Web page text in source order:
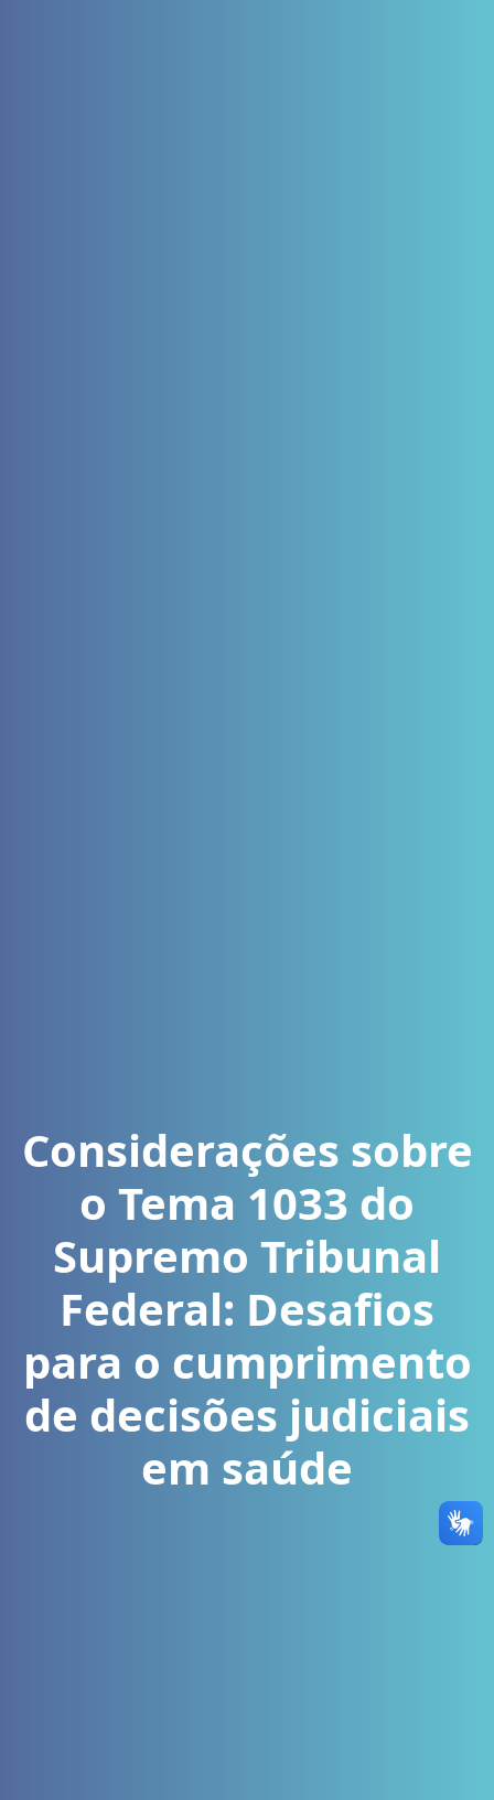
Considerações sobre
o Tema 1033 do
Supremo Tribunal
Federal: Desafios
para o cumprimento
de decisões judiciais
em saúde